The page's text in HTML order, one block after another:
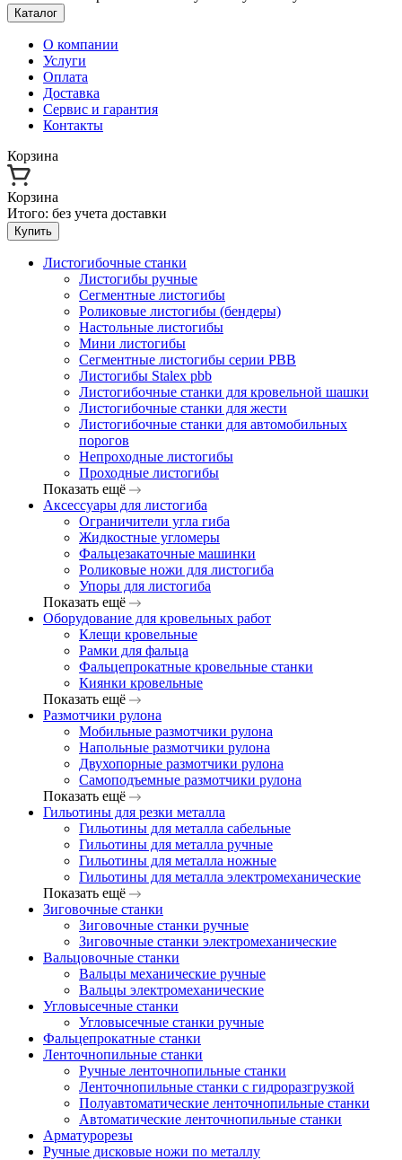
Каталог
О компании
Услуги
Оплата
Доставка
Сервис и гарантия
Контакты
Корзина
Корзина
Итого: без учета доставки
Купить
Листогибочные станки
Листогибы ручные
Сегментные листогибы
Роликовые листогибы (бендеры)
Настольные листогибы
Мини листогибы
Сегментные листогибы серии PBB
Листогибы Stalex pbb
Листогибочные станки для кровельной шашки
Листогибочные станки для жести
Листогибочные станки для автомобильных
порогов
Непроходные листогибы
Проходные листогибы
Показать ещё
Аксессуары для листогиба
Ограничители угла гиба
Жидкостные угломеры
Фальцезакаточные машинки
Роликовые ножи для листогиба
Упоры для листогиба
Показать ещё
Оборудование для кровельных работ
Клещи кровельные
Рамки для фальца
Фальцепрокатные кровельные станки
Киянки кровельные
Показать ещё
Размотчики рулона
Мобильные размотчики рулона
Напольные размотчики рулона
Двухопорные размотчики рулона
Самоподъемные размотчики рулона
Показать ещё
Гильотины для резки металла
Гильотины для металла сабельные
Гильотины для металла ручные
Гильотины для металла ножные
Гильотины для металла электромеханические
Показать ещё
Зиговочные станки
Зиговочные станки ручные
Зиговочные станки электромеханические
Вальцовочные станки
Вальцы механические ручные
Вальцы электромеханические
Угловысечные станки
Угловысечные станки ручные
Фальцепрокатные станки
Ленточнопильные станки
Ручные ленточнопильные станки
Ленточнопильные станки с гидроразгрузкой
Полуавтоматические ленточнопильные станки
Автоматические ленточнопильные станки
Арматурорезы
Ручные дисковые ножи по металлу